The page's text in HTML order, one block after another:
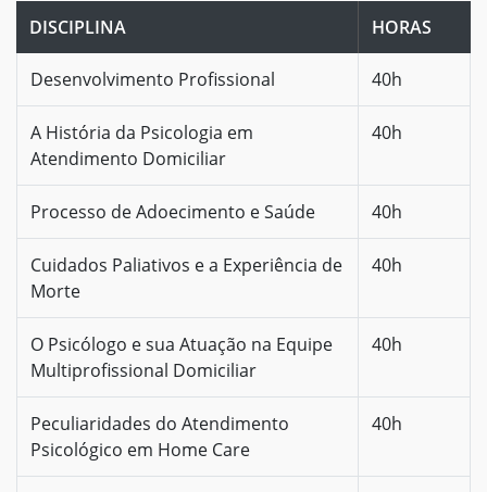
DISCIPLINA HORAS
Desenvolvimento Profissional 40h
A História da Psicologia em
Atendimento Domiciliar
40h
Processo de Adoecimento e Saúde 40h
Cuidados Paliativos e a Experiência de
Morte
40h
O Psicólogo e sua Atuação na Equipe
Multiprofissional Domiciliar
40h
Peculiaridades do Atendimento
Psicológico em Home Care
40h